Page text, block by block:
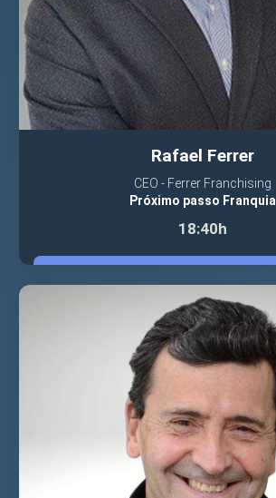
Rafael Ferrer
CEO - Ferrer Franchising
Próximo passo Franquia
18:40h